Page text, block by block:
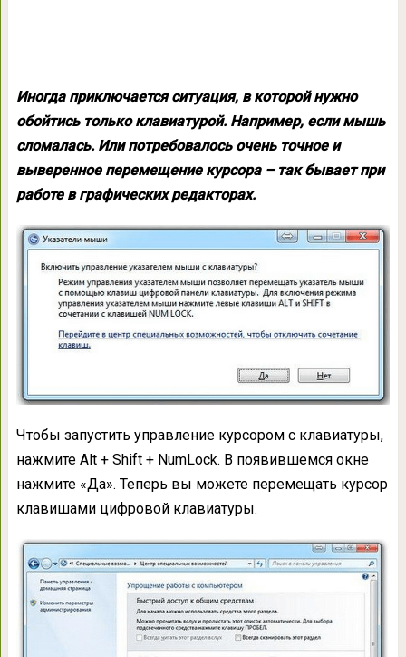
Иногда приключается ситуация, в которой нужно
обойтись только клавиатурой. Например, если мышь
сломалась. Или потребовалось очень точное и
выверенное перемещение курсора – так бывает при
работе в графических редакторах.
Чтобы запустить управление курсором с клавиатуры,
нажмите Alt + Shift + NumLock. В появившемся окне
нажмите «Да». Теперь вы можете перемещать курсор
клавишами цифровой клавиатуры.